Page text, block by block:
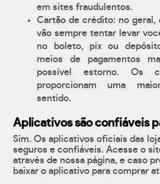
em sites fraudulentos.
Cartão de crédito: no geral,
vão sempre tentar levar
no boleto, pix ou
meios de pagamentos
possível estorno. Os
proporcionam uma
sentido.
Aplicativos são confiáveis
Sim. Os aplicativos oficiais das
seguros e confiáveis. Acesse o
através de nossa página, e caso
baixar o aplicativo para comprar